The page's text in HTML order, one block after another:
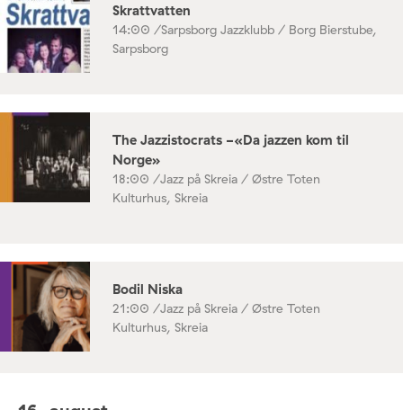
Skrattvatten
14:00 /Sarpsborg Jazzklubb / Borg Bierstube,
Sarpsborg
The Jazzistocrats -«Da jazzen kom til
Norge»
18:00 /Jazz på Skreia / Østre Toten
Kulturhus, Skreia
Bodil Niska
21:00 /Jazz på Skreia / Østre Toten
Kulturhus, Skreia